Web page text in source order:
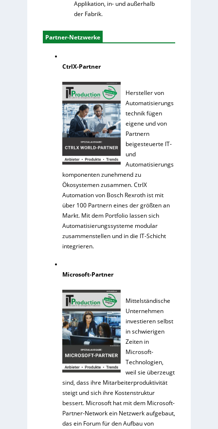
Applikation, in- und außerhalb
der Fabrik.
Partner-Netzwerke
CtrlX-Partner
Hersteller von
Automatisierungs
technik fügen
eigene und von
Partnern
beigesteuerte IT-
und
Automatisierungs
komponenten zunehmend zu
Ökosystemen zusammen. CtrlX
Automation von Bosch Rexroth ist mit
über 100 Partnern eines der größten an
Markt. Mit dem Portfolio lassen sich
Automatisierungssysteme modular
zusammenstellen und in die IT-Schicht
integrieren.
Microsoft-Partner
Mittelständische
Unternehmen
investieren selbst
in schwierigen
Zeiten in
Microsoft-
Technologien,
weil sie überzeugt
sind, dass ihre Mitarbeiterproduktivität
steigt und sich ihre Kostenstruktur
bessert. Microsoft hat mit dem Microsoft-
Partner-Network ein Netzwerk aufgebaut,
das ein Forum für den Aufbau von